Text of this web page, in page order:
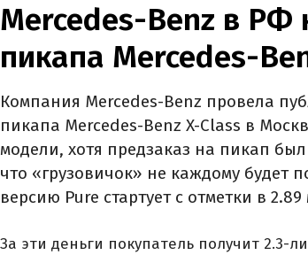
Mercedes-Benz в РФ
пикапа Mercedes-
Компания Mercedes-Benz провела
пикапа Mercedes-Benz X-Class в
модели, хотя предзаказ на пикап
что «грузовичок» не каждому будет
версию Pure стартует с отметки в
За эти деньги покупатель получит 2.3-